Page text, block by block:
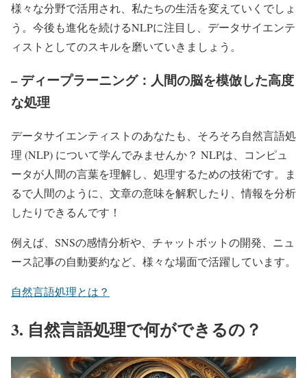
様々な分野で活用され、私たちの生活を変えていくでしょ
う。今後も進化を続けるNLPに注目し、データサイエンテ
ィストとしてのスキルを磨いていきましょう。
– ディープラーニング：人間の脳を模倣した高度
な処理
データサイエンティストのあなたも、そろそろ自然言語処
理 (NLP) について学んでみませんか？ NLPは、コンピュ
ータが人間の言葉を理解し、処理するための技術です。ま
るで人間のように、文章の意味を解釈したり、情報を分析
したりできるんです！
例えば、SNSの感情分析や、チャットボットの開発、ニュ
ース記事の自動要約など、様々な場面で活躍しています。
自然言語処理とは？
3. 自然言語処理で何ができるの？